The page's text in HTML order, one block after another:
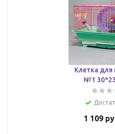
Клетка для
№1
1 109